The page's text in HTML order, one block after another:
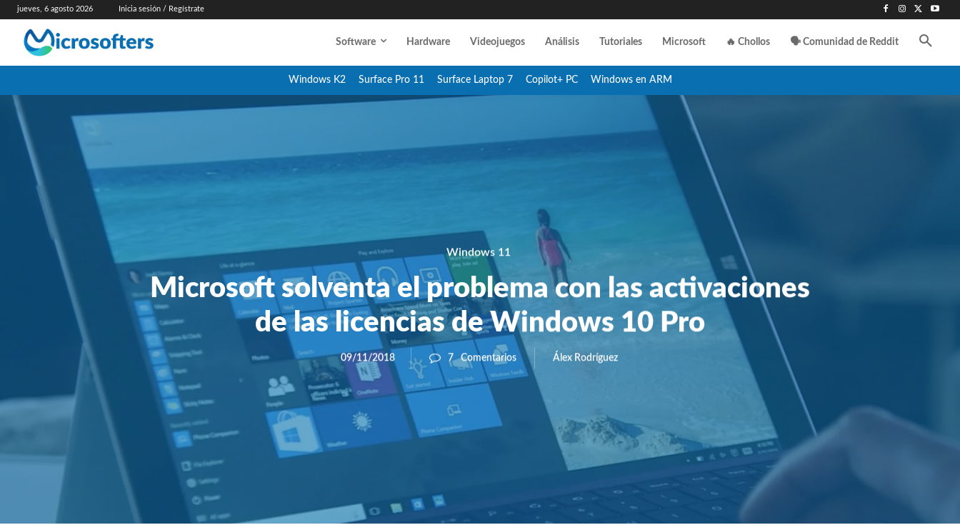
jueves, 6 agosto 2026 Inicia sesión / Regístrate
Software Hardware Videojuegos Análisis Tutoriales Microsoft 🔥 Chollos 🗣️ Comunidad de Reddit
Windows K2 Surface Pro 11 Surface Laptop 7 Copilot+ PC Windows en ARM
Windows 11
Microsoft solventa el problema con las activaciones
de las licencias de Windows 10 Pro
09/11/2018 7 Comentarios Álex Rodríguez